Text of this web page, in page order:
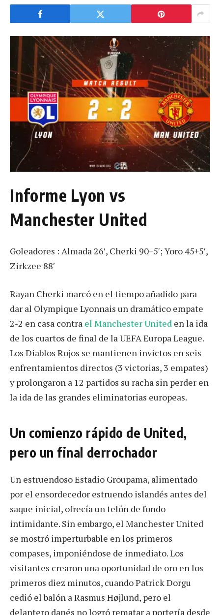
Informe Lyon vs
Manchester United
Goleadores : Almada 26′, Cherki 90+5′; Yoro 45+5′,
Zirkzee 88′
Rayan Cherki marcó en el tiempo añadido para
dar al Olympique Lyonnais un dramático empate
2-2 en casa contra el Manchester United en la ida
de los cuartos de final de la UEFA Europa League.
Los Diablos Rojos se mantienen invictos en seis
enfrentamientos directos (3 victorias, 3 empates)
y prolongaron a 12 partidos su racha sin perder en
la ida de las grandes eliminatorias europeas.
Un comienzo rápido de United,
pero un final derrochador
Un estruendoso Estadio Groupama, alimentado
por el ensordecedor estruendo islandés antes del
saque inicial, ofrecía un telón de fondo
intimidante. Sin embargo, el Manchester United
se mostró imperturbable en los primeros
compases, imponiéndose de inmediato. Los
visitantes crearon una oportunidad de oro en los
primeros diez minutos, cuando Patrick Dorgu
cedió el balón a Rasmus Højlund, pero el
delantero danés no logró rematar a portería desde